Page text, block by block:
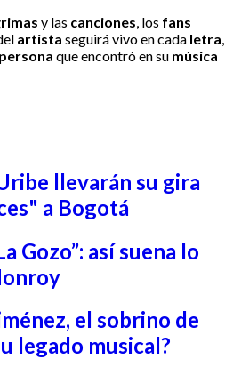
y las canciones, los fans
artista seguirá vivo en cada letra,
persona que encontró en su música
llevarán su gira
a Bogotá
Gozo”: así suena lo
el sobrino de
legado musical?